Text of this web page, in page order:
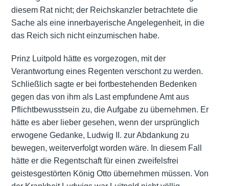
diesem Rat nicht; der Reichskanzler betrachtete die
Sache als eine innerbayerische Angelegenheit, in die
das Reich sich nicht einzumischen habe.
Prinz Luitpold hätte es vorgezogen, mit der
Verantwortung eines Regenten verschont zu werden.
Schließlich sagte er bei fortbestehenden Bedenken
gegen das von ihm als Last empfundene Amt aus
Pflichtbewusstsein zu, die Aufgabe zu übernehmen. Er
hätte es aber lieber gesehen, wenn der ursprünglich
erwogene Gedanke, Ludwig II. zur Abdankung zu
bewegen, weiterverfolgt worden wäre. In diesem Fall
hätte er die Regentschaft für einen zweifelsfrei
geistesgestörten König Otto übernehmen müssen. Von